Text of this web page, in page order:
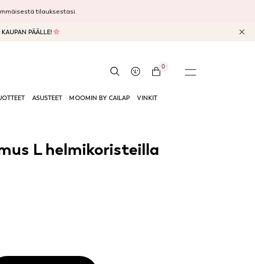
tilauksestasi.
PÄÄLLE!
0
ASUSTEET MOOMIN BY CAILAP VINKIT
L helmikoristeilla